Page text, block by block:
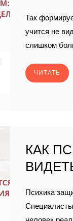
Так
учится не
слишком
ЧИТАТЬ
КАК
Психика